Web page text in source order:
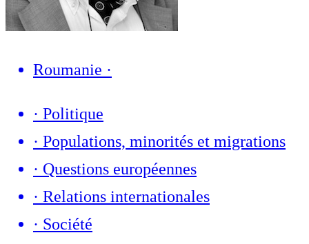
Roumanie ·
· Politique
· Populations, minorités et migrations
· Questions européennes
· Relations internationales
· Société